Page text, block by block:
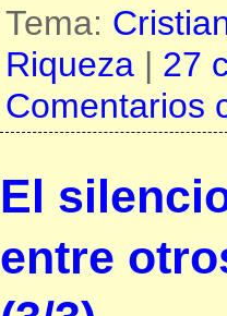
Tema:
Riqueza| 27
Comentarios
El
entre